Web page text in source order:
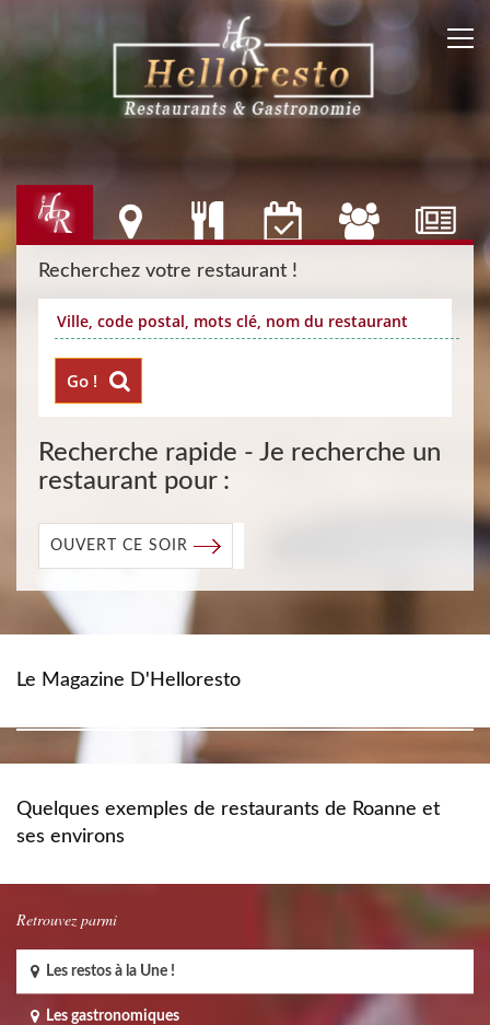
Recherchez votre restaurant !
Go !
Recherche rapide - Je recherche un
restaurant pour :
OUVERT CE SOIR
Le Magazine D'Helloresto
Quelques exemples de restaurants de Roanne et
ses environs
Retrouvez parmi
Les restos à la Une !
Les gastronomiques